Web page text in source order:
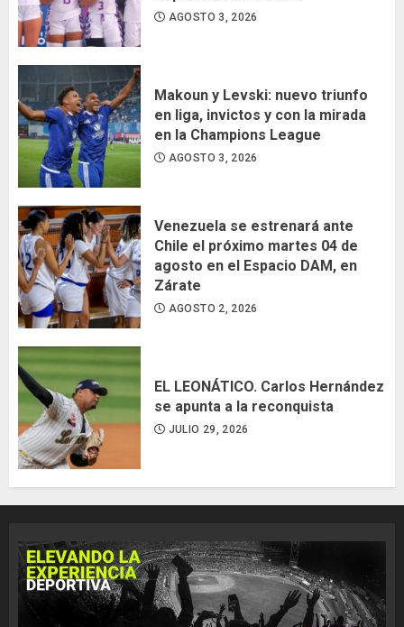
AGOSTO 3, 2026
Makoun y Levski: nuevo triunfo
en liga, invictos y con la mirada
en la Champions League
AGOSTO 3, 2026
Venezuela se estrenará ante
Chile el próximo martes 04 de
agosto en el Espacio DAM, en
Zárate
AGOSTO 2, 2026
EL LEONÁTICO. Carlos Hernández
se apunta a la reconquista
JULIO 29, 2026